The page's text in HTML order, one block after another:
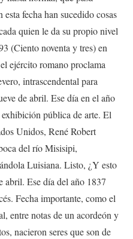
fecha han sucedido cosas
quien le da su propio nivel
(Ciento noventa y tres) en
ejército romano proclama
intrascendental para
de abril. Ese día en el año
pública de arte. El
Unidos, René Robert
del río Misisipi,
Luisiana. Listo, ¿Y esto
abril. Ese día del año 1837
Fecha importante, como el
entre notas de un acordeón y
nacieron seres que son de